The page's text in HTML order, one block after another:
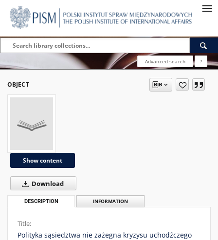
Advanced search ?
OBJECT
Show content
Download
DESCRIPTION INFORMATION
Title:
Polityka sąsiedztwa nie zażegna kryzysu uchodźczego